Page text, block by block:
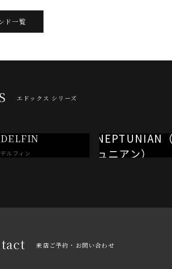
ド一覧
エドックス シリーズ
DELFIN
デルフィン
来店ご予約・お問い合わせ